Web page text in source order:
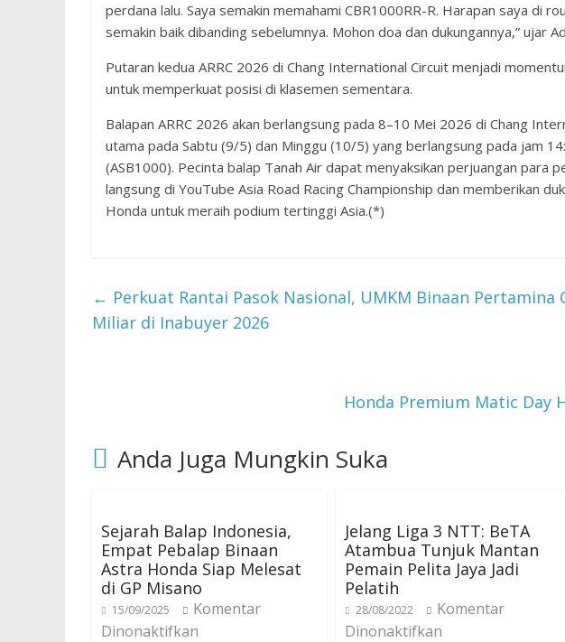
perdana lalu. Saya semakin memahami CBR1000RR-R. Harapan saya di
semakin baik dibanding sebelumnya. Mohon doa dan dukungannya,” ujar
Putaran kedua ARRC 2026 di Chang International Circuit menjadi
untuk memperkuat posisi di klasemen sementara.
Balapan ARRC 2026 akan berlangsung pada 8–10 Mei 2026 di Chang
utama pada Sabtu (9/5) dan Minggu (10/5) yang berlangsung pada jam
(ASB1000). Pecinta balap Tanah Air dapat menyaksikan perjuangan para
langsung di YouTube Asia Road Racing Championship dan memberikan
Honda untuk meraih podium tertinggi Asia.(*)
← Perkuat Rantai Pasok Nasional, UMKM Binaan Pertamina
Miliar di Inabuyer 2026
Honda Premium Matic Day
Anda Juga Mungkin Suka
Sejarah Balap Indonesia,
Empat Pebalap Binaan
Astra Honda Siap Melesat
di GP Misano
15/09/2025
Komentar
Dinonaktifkan
Jelang Liga 3 NTT: BeTA
Atambua Tunjuk Mantan
Pemain Pelita Jaya Jadi
Pelatih
28/08/2022
Komentar
Dinonaktifkan